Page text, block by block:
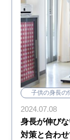
子供の身長の
2024.07.08
身長が伸び
対策と合わ